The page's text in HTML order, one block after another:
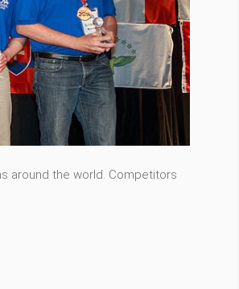
around the world. Competitors